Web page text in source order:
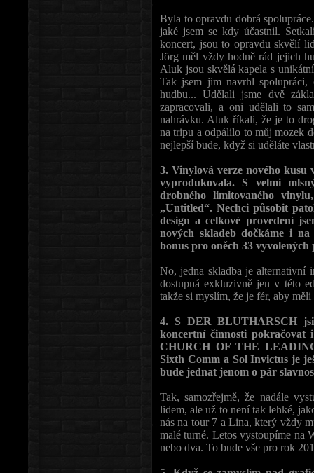
Byla to opravdu dobrá
jaké jsem se kdy účastnil.
koncert, jsou to opravdu skvělí
Jörg měl vždy hodně rád jejich
Aluk jsou skvělá kapela s
Tak jsem jim navrhl
hudbu... Udělali jsme dvě
zapracovali, a oni udělali to
nahrávku. Aluk říkali, že je to
na tripu a odpálilo to můj mozek
nejlepší bude, když si uděláte
3. Vinylová verze nového
vyprodukovala. S velmi
drobného limitovaného
„Untitled“. Nechci působit
design a celkové provedení
nových skladeb dočkáme i
bonus pro oněch 33 vyvolených
No, jedna skladba je alternativní
dostupná exkluzivně jen v této
takže si myslím, že je fér, aby
4. S DER BLUTHARSCH jsi
koncertní činnosti
CHURCH OF THE
Sixth Comm a Sol Invictus je
bude jednat jenom o pár
Tak, samozřejmě, že nadále
lidem, ale už to není tak lehké,
nás na tour 7 a Lina, který vždy
malé turné. Letos vystoupíme na
nebo dva. To bude vše pro rok